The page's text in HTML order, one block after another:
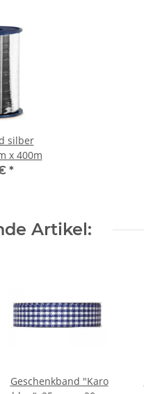
silber
x 400m
*
Artikel:
Geschenkband "Karo